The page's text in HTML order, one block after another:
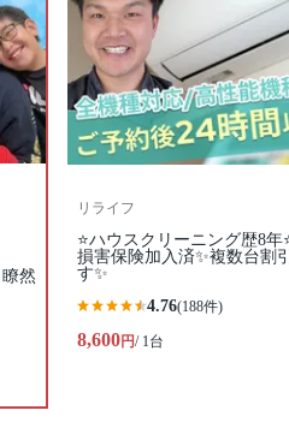
然
リライフ
⭐ハウスクリーニング歴8年
損害保険加入済✨複数台割
す✨
4.76(188件)
8,600円/ 1台